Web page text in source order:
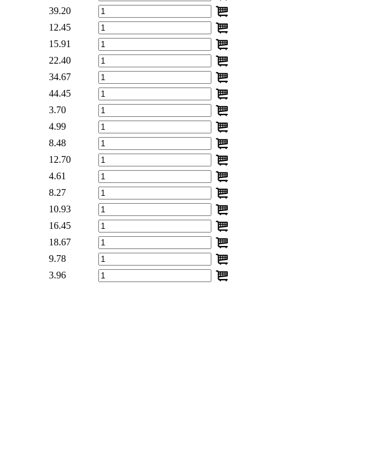
39.20
12.45
15.91
22.40
34.67
44.45
3.70
4.99
8.48
12.70
4.61
8.27
10.93
16.45
18.67
9.78
3.96